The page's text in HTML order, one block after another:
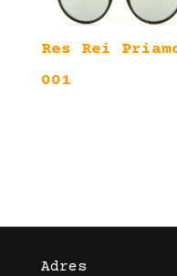
Res Rei
001
Adres